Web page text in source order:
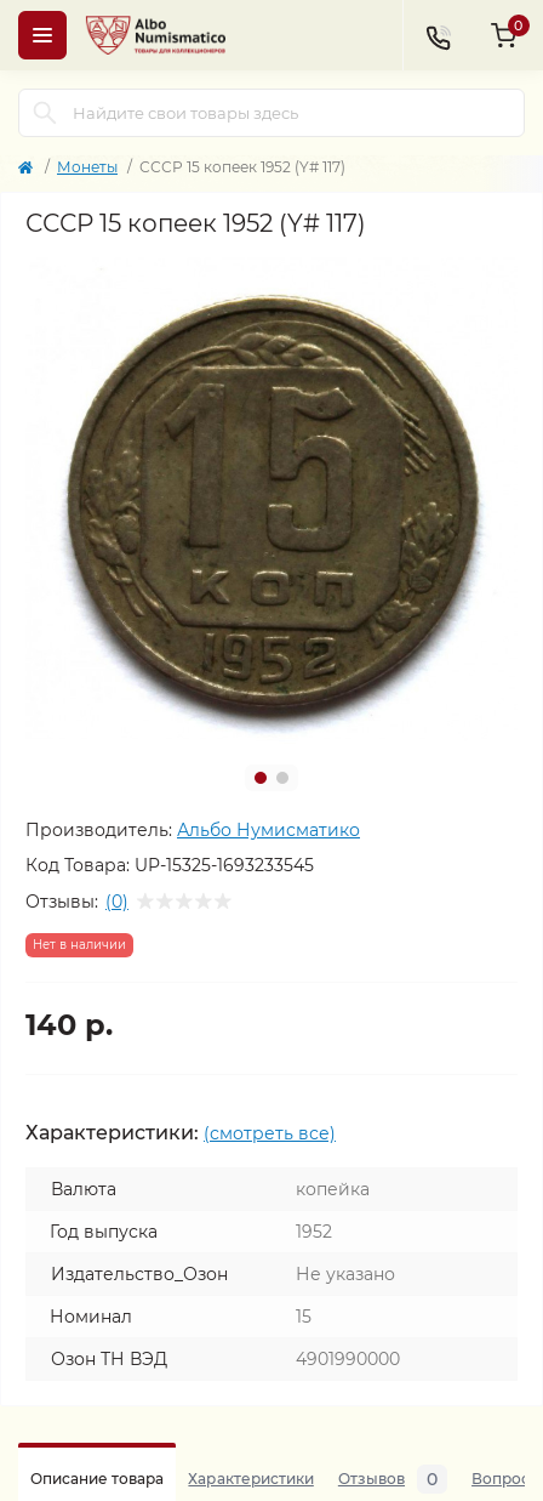
0
Монеты СССР 15 копеек 1952 (Y# 117)
СССР 15 копеек 1952 (Y# 117)
Производитель: Альбо Нумисматико
Код Товара: UP-15325-1693233545
Отзывы: (0)
Нет в наличии
140 р.
Характеристики: (смотреть все)
Валюта
копейка
Год выпуска
1952
Издательство_Озон
Не указано
Номинал
15
Озон ТН ВЭД
4901990000
Описание товара Характеристики Отзывов 0 Вопросы